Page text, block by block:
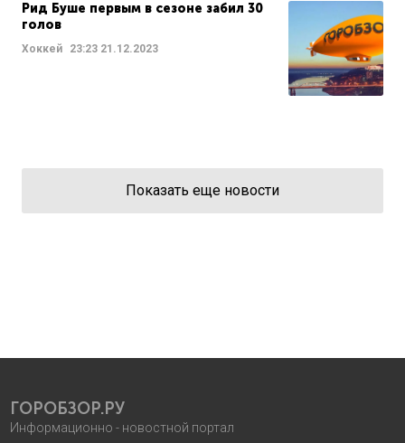
Рид Буше первым в сезоне забил 30
голов
Хоккей 23:23 21.12.2023
Показать еще новости
ГОРОБЗОР.РУ
Информационно - новостной портал